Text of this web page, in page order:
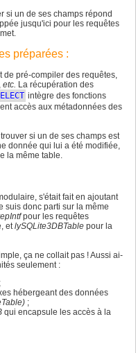
si un de ses champs répond
jusqu'ici pour les requêtes
préparées :
de pré-compiler des requêtes,
etc. La récupération des
intègre des fonctions
accès aux métadonnées des
si un de ses champs est
donnée qui lui a été modifiée,
la même table.
s'était fait en ajoutant
suis donc parti sur la même
pour les requêtes
etlySQLite3DBTable pour la
ça ne collait pas ! Aussi ai-
seulement :
hébergeant des données
;
qui encapsule les accès à la